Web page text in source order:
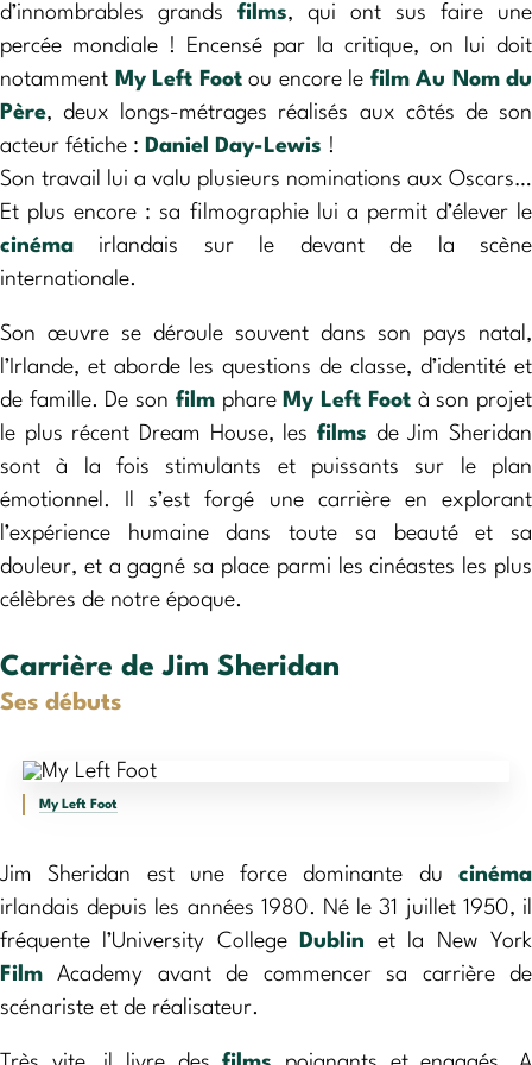
d’innombrables grands films, qui ont sus faire une
percée mondiale ! Encensé par la critique, on lui doit
notamment My Left Footou encore le film Au Nom du
Père, deux longs-métrages réalisés aux côtés de son
acteur fétiche : Daniel Day-Lewis !
Son travail lui a valu plusieurs nominations aux Oscars…
Et plus encore : sa filmographie lui a permit d’élever le
cinéma irlandais sur le devant de la scène
internationale.
Son œuvre se déroule souvent dans son pays natal,
l’Irlande, et aborde les questions de classe, d’identité et
de famille. De son filmphare My Left Footà son projet
le plus récent Dream House, les films de Jim Sheridan
sont à la fois stimulants et puissants sur le plan
émotionnel. Il s’est forgé une carrière en explorant
l’expérience humaine dans toute sa beauté et sa
douleur, et a gagné sa place parmi les cinéastes les plus
célèbres de notre époque.
Carrière de Jim Sheridan
Ses débuts
My Left Foot
Jim Sheridan est une force dominante du cinéma
irlandais depuis les années 1980. Né le 31 juillet 1950, il
fréquente l’University College
Dublin et la New York
Film Academy avant de commencer sa carrière de
scénariste et de réalisateur.